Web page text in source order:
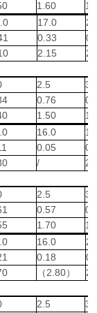
1.60
17.0
0.33
2.15
2.5
0.76
1.50
16.0
0.05
/
2.5
0.57
1.70
16.0
0.18
（2.80）
2.5